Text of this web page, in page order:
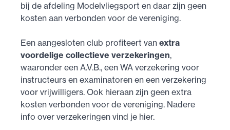
bij de afdeling Modelvliegsport en daar zijn geen
kosten aan verbonden voor de vereniging.
Een aangesloten club profiteert van extra
voordelige collectieve verzekeringen,
waaronder een A.V.B., een WA verzekering voor
instructeurs en examinatoren en een verzekering
voor vrijwilligers. Ook hieraan zijn geen extra
kosten verbonden voor de vereniging. Nadere
info over verzekeringen vind je hier.